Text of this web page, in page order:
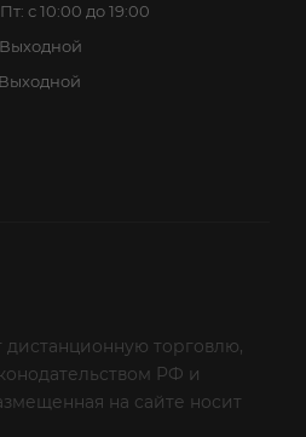
с 10:00 до 19:00
дистанционную торговлю,
РФ и
на сайте носит